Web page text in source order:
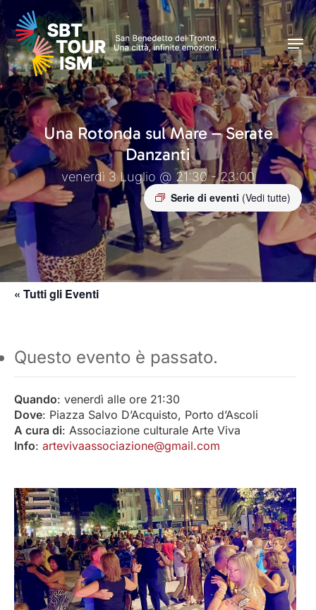
Skip
to
main
content
Una Rotonda sul Mare – Serate
Danzanti
venerdì 3 Luglio @ 21:30 - 23:00
Serie di eventi (Vedi tutte)
« Tutti gli Eventi
Questo evento è passato.
Quando: venerdì alle ore 21:30
Dove: Piazza Salvo D’Acquisto, Porto d’Ascoli
A cura di: Associazione culturale Arte Viva
Info:artevivaassociazione@gmail.com